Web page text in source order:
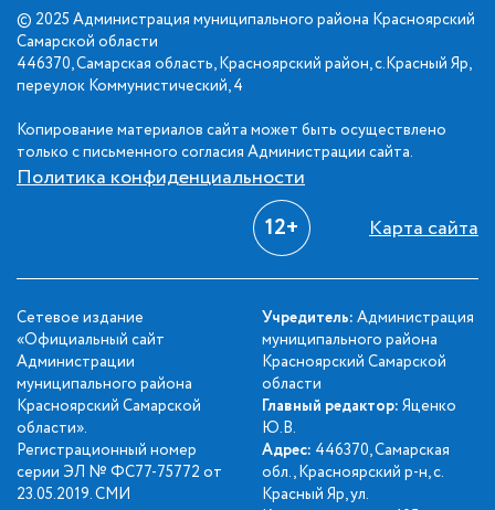
© 2025 Администрация муниципального района Красноярский
Самарской области
446370, Самарская область, Красноярский район, с.Красный Яр,
переулок Коммунистический, 4
Копирование материалов сайта может быть осуществлено
только с письменного согласия Администрации сайта.
Политика конфиденциальности
12+ Карта сайта
Сетевое издание
«Официальный сайт
Администрации
муниципального района
Красноярский Самарской
области».
Регистрационный номер
серии ЭЛ № ФС77-75772 от
23.05.2019. СМИ
Учредитель: Администрация
муниципального района
Красноярский Самарской
области
Главный редактор: Яценко
Ю.В.
Адрес: 446370, Самарская
обл., Красноярский р-н, с.
Красный Яр, ул.